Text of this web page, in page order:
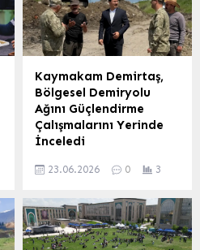
medyasının gelişimine
öncülük etmeye devam
ediyor. Cemiyet Başkanı
Sıtkı Gürtürk, yayımladığı
mesajda, cemiyetin ilk
günkü heyecanı ve
kararlılığıyla 38 yıldır
ayakta olduğunu belirtti.
Gürtürk, cemiyetin sadece
olmadığını, aynı zamanda
Kaymakam Demirtaş,
Bölgesel Demiryolu
Ağını Güçlendirme
Çalışmalarını Yerinde
İnceledi
altyapısını modernize
demiryolu yenileme
çalışmaları kapsamında
Kaymakam Demirtaş,
23.06.2026 0 3